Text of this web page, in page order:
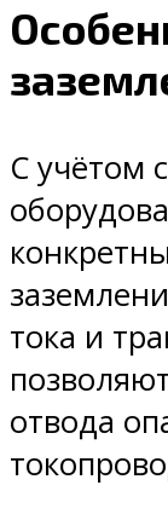
С учётом
тока и
отвода